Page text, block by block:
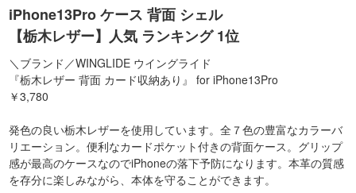
iPhone13Pro ケース 背面 シェル
【栃木レザー】人気 ランキング 1位
＼ブランド／WINGLIDE ウイングライド
『栃木レザー 背面 カード収納あり』 for iPhone13Pro
￥3,780
発色の良い栃木レザーを使用しています。全７色の豊富なカラーバ
リエーション。便利なカードポケット付きの背面ケース。グリップ
感が最高のケースなのでiPhoneの落下予防になります。本革の質感
を存分に楽しみながら、本体を守ることができます。